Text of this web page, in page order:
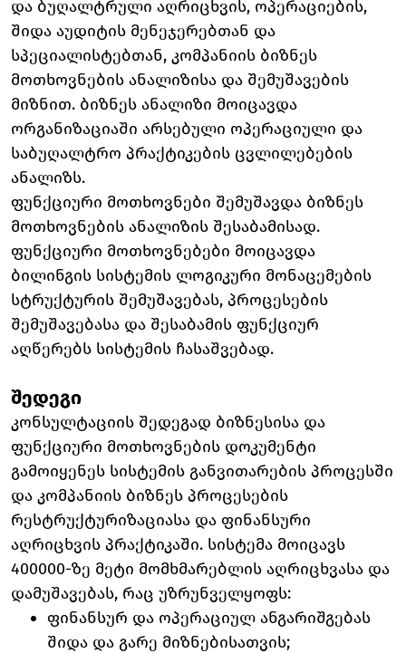
და ბუღალტრული აღრიცხვის, ოპერაციების,
შიდა აუდიტის მენეჯერებთან და
სპეციალისტებთან, კომპანიის ბიზნეს
მოთხოვნების ანალიზისა და შემუშავების
მიზნით. ბიზნეს ანალიზი მოიცავდა
ორგანიზაციაში არსებული ოპერაციული და
საბუღალტრო პრაქტიკების ცვლილებების
ანალიზს.
ფუნქციური მოთხოვნები შემუშავდა ბიზნეს
მოთხოვნების ანალიზის შესაბამისად.
ფუნქციური მოთხოვნებები მოიცავდა
ბილინგის სისტემის ლოგიკური მონაცემების
სტრუქტურის შემუშავებას, პროცესების
შემუშავებასა და შესაბამის ფუნქციურ
აღწერებს სისტემის ჩასაშვებად.
შედეგი
კონსულტაციის შედეგად ბიზნესისა და
ფუნქციური მოთხოვნების დოკუმენტი
გამოიყენეს სისტემის განვითარების პროცესში
და კომპანიის ბიზნეს პროცესების
რესტრუქტურიზაციასა და ფინანსური
აღრიცხვის პრაქტიკაში. სისტემა მოიცავს
400000-ზე მეტი მომხმარებლის აღრიცხვასა და
დამუშავებას, რაც უზრუნველყოფს:
ფინანსურ და ოპერაციულ ანგარიშგებას
შიდა და გარე მიზნებისათვის;